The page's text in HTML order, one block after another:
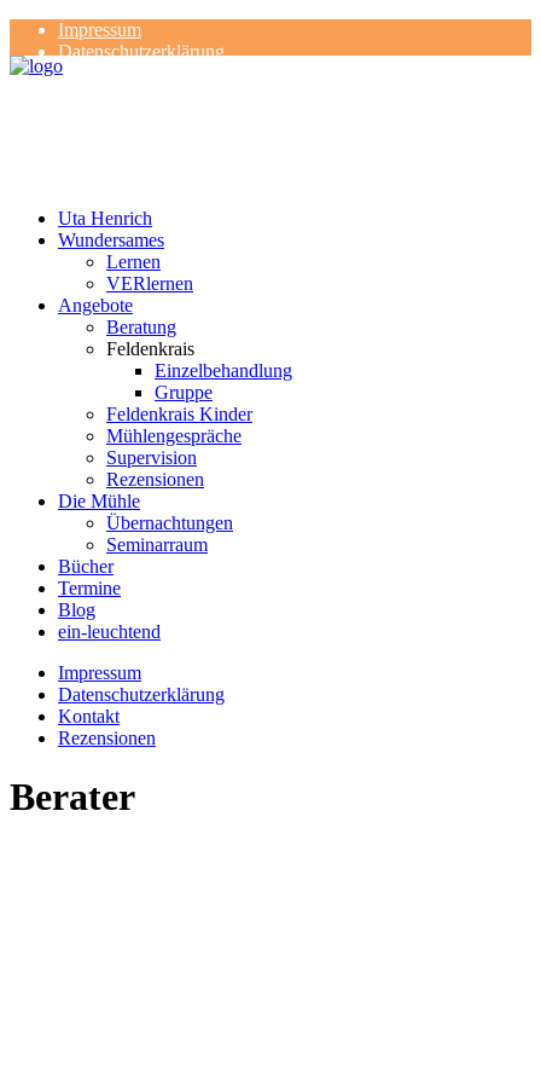
Impressum
Datenschutzerklärung
Kontakt
Uta Henrich
Wundersames
Lernen
VERlernen
Angebote
Beratung
Feldenkrais
Einzelbehandlung
Gruppe
Feldenkrais Kinder
Mühlengespräche
Supervision
Rezensionen
Die Mühle
Übernachtungen
Seminarraum
Bücher
Termine
Blog
ein-leuchtend
Impressum
Datenschutzerklärung
Kontakt
Rezensionen
Berater